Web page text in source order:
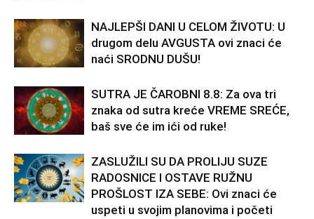
NAJLEPŠI DANI U CELOM ŽIVOTU: U
drugom delu AVGUSTA ovi znaci će
naći SRODNU DUŠU!
SUTRA JE ČAROBNI 8.8: Za ova tri
znaka od sutra kreće VREME SREĆE,
baš sve će im ići od ruke!
ZASLUŽILI SU DA PROLIJU SUZE
RADOSNICE I OSTAVE RUŽNU
PROŠLOST IZA SEBE: Ovi znaci će
uspeti u svojim planovima i početi